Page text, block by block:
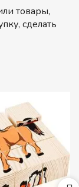
товары,
сделать